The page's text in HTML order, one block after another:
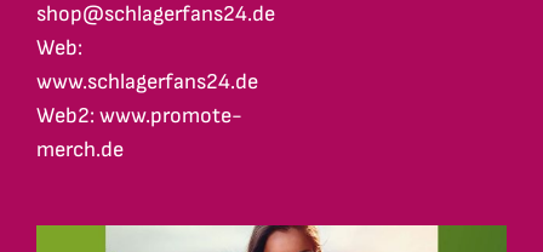
shop@schlagerfans24.de
Web:
www.schlagerfans24.de
Web2: www.promote-
merch.de